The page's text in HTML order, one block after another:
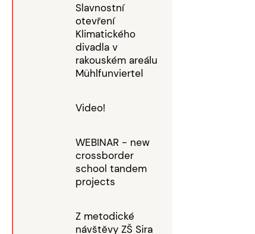
Slavnostní
otevření
Klimatického
divadla v
rakouském areálu
Mühlfunviertel
Video!
WEBINAR - new
crossborder
school tandem
projects
Z metodické
návštěvy ZŠ Sira